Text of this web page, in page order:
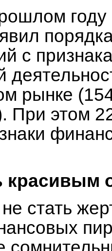
году
с
рынке
При этом
красивым
стать